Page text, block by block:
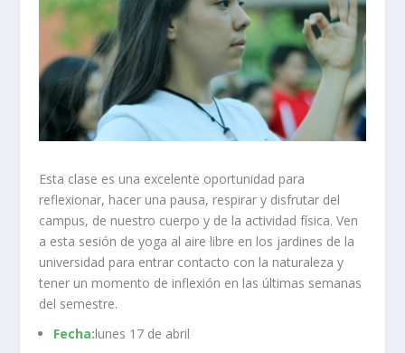
Esta clase es una excelente oportunidad para
reflexionar, hacer una pausa, respirar y disfrutar del
campus, de nuestro cuerpo y de la actividad física. Ven
a esta sesión de yoga al aire libre en los jardines de la
universidad para entrar contacto con la naturaleza y
tener un momento de inflexión en las últimas semanas
del semestre.
Fecha:lunes 17 de abril